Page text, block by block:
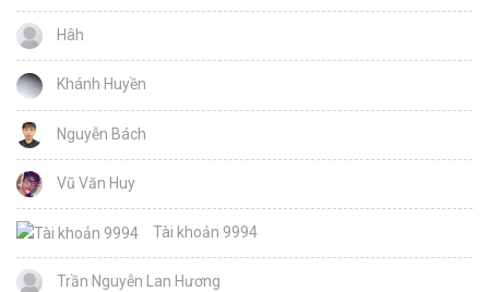
Hâh
Khánh Huyền
Nguyễn Bách
Vũ Văn Huy
Tài khoản 9994
Trần Nguyễn Lan Hương